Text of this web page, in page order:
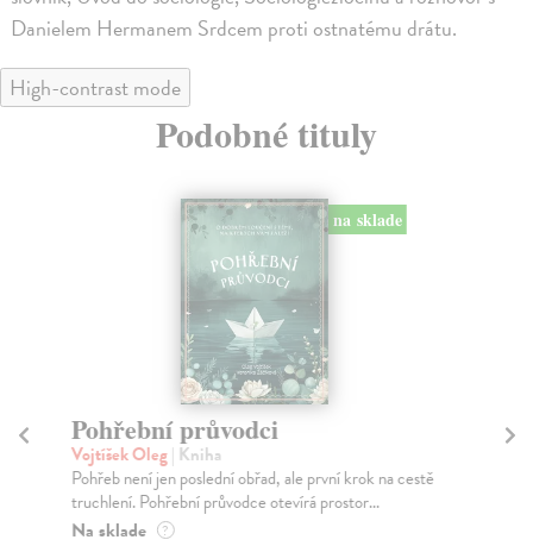
Danielem Hermanem Srdcem proti ostnatému drátu.
High-contrast mode
Podobné tituly
na sklade
Pohřební průvodci
Vojtíšek Oleg| Kniha
Pohřeb není jen poslední obřad, ale první krok na cestě
truchlení. Pohřební průvodce otevírá prostor...
Na sklade ?